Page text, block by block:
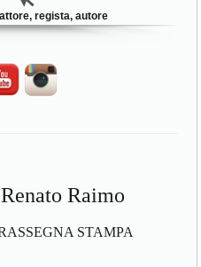
regista, autore
Raimo
STAMPA